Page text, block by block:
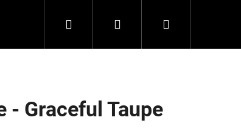
DALE OF NORWAY LA MARTINA
Hledat PřihlášeníNákupní
- Graceful Taupe